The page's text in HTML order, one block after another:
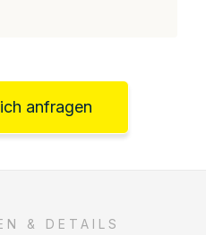
anfragen
& DETAILS